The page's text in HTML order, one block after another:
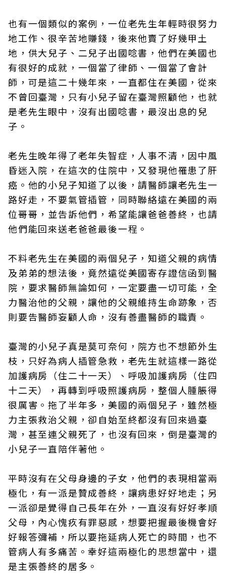
也有一個類似的案例，一位老先生年輕時很努力
地工作、很辛苦地賺錢，後來他賣了好幾甲土
地，供大兒子、二兒子出國唸書，他們在美國也
有很好的成就，一個當了律師、一個當了會計
師，可是這二十幾年來，一直都住在美國，從來
不曾回臺灣，只有小兒子留在臺灣照顧他，也就
是老先生眼中，沒有出國唸書，最沒出息的兒
子。
老先生晚年得了老年失智症，人事不清，因中風
昏迷入院，在這次的住院中，又發現他罹患了肝
癌。他的小兒子知道了以後，請醫師讓老先生一
路好走，不要氣管插管，同時聯絡遠在美國的兩
位哥哥，並告訴他們，希望能讓爸爸善終，也請
他們能回來送老爸爸最後一程。
不料老先生在美國的兩個兒子，知道父親的病情
及弟弟的想法後，竟然遠從美國寄存證信函到醫
院，要求醫師無論如何，一定要盡一切可能，全
力醫治他的父親，讓他的父親維持生命跡象，否
則要告醫師妄顧人命，沒有善盡醫師的職責。
臺灣的小兒子真是莫可奈何，院方也不想節外生
枝，只好為病人插管急救，老先生就這樣一路從
加護病房（住二十一天）、呼吸加護病房（住四
十二天），再轉到呼吸照護病房，整個人腫脹得
很厲害。拖了半年多，美國的兩個兒子，雖然極
力主張救治父親，卻自始至終都沒有回來過臺
灣，甚至連父親死了，也沒有回來，倒是臺灣的
小兒子一直陪伴著他。
平時沒有在父母身邊的子女，他們的表現相當兩
極化，有一派是贊成善終，讓病患好好地走；另
一派卻是覺得自己長年在外，一直沒有好好孝順
父母，內心愧疚有罪惡感，想要把握最後機會好
好報答彌補，所以要拖延病人死亡的時間，也不
管病人有多痛苦。幸好這兩極化的思想當中，還
是主張善終的居多。